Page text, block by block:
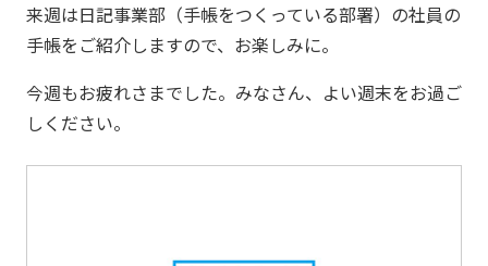
来週は日記事業部（手帳をつくっている部署）の社員の
手帳をご紹介しますので、お楽しみに。
今週もお疲れさまでした。みなさん、よい週末をお過ご
しください。